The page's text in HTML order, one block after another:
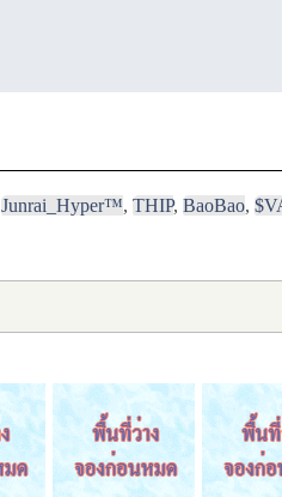
Junrai_Hyper™, THIP, BaoBao,